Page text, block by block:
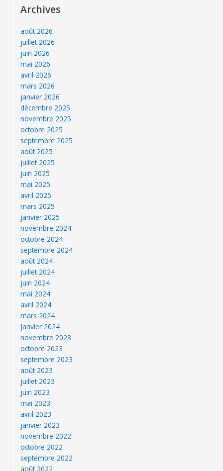
Archives
août 2026
juillet 2026
juin 2026
mai 2026
avril 2026
mars 2026
janvier 2026
décembre 2025
novembre 2025
octobre 2025
septembre 2025
août 2025
juillet 2025
juin 2025
mai 2025
avril 2025
mars 2025
janvier 2025
novembre 2024
octobre 2024
septembre 2024
août 2024
juillet 2024
juin 2024
mai 2024
avril 2024
mars 2024
janvier 2024
novembre 2023
octobre 2023
septembre 2023
août 2023
juillet 2023
juin 2023
mai 2023
avril 2023
janvier 2023
novembre 2022
octobre 2022
septembre 2022
août 2022